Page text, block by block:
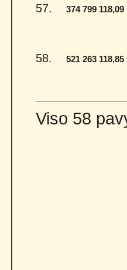
57. 374 799 118,09
58. 521 263 118,85
Viso 58